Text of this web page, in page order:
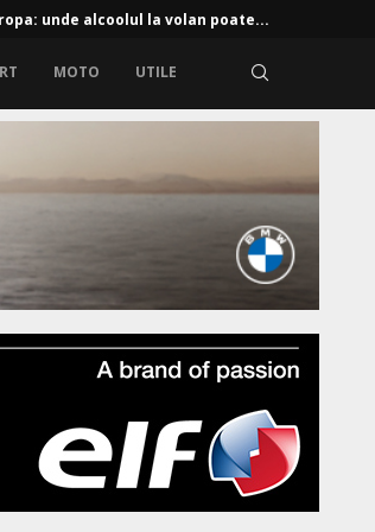
unde alcoolul la volan poate...
MOTO UTILE